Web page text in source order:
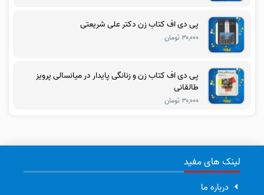
پی دی اف کتاب زن دکتر علی شریعتی
۳۰,۰۰۰ تومان
پی دی اف کتاب زن و زنانگی پایدار در میانسالی پرویز
طالقانی
۳۰,۰۰۰ تومان
لینک های مفید
درباره ما